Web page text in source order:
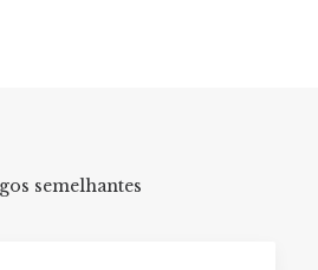
semelhantes